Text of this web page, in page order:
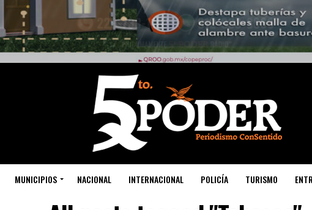
MUNICIPIOS NACIONAL INTERNACIONAL POLICÍA TURISMO